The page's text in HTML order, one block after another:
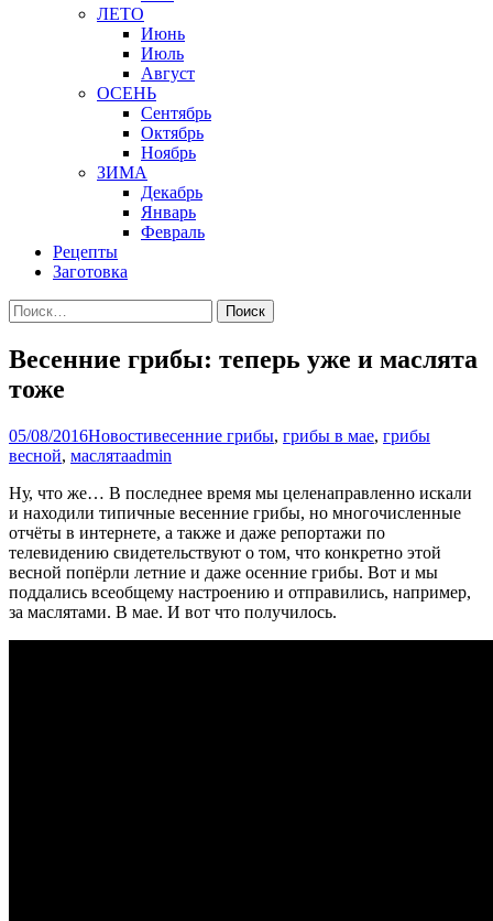
ЛЕТО
Июнь
Июль
Август
ОСЕНЬ
Сентябрь
Октябрь
Ноябрь
ЗИМА
Декабрь
Январь
Февраль
Рецепты
Заготовка
Найти:
Весенние грибы: теперь уже и маслята
тоже
05/08/2016Новостивесенние грибы, грибы в мае, грибы
весной, маслятаadmin
Ну, что же… В последнее время мы целенаправленно искали
и находили типичные весенние грибы, но многочисленные
отчёты в интернете, а также и даже репортажи по
телевидению свидетельствуют о том, что конкретно этой
весной попёрли летние и даже осенние грибы. Вот и мы
поддались всеобщему настроению и отправились, например,
за маслятами. В мае. И вот что получилось.